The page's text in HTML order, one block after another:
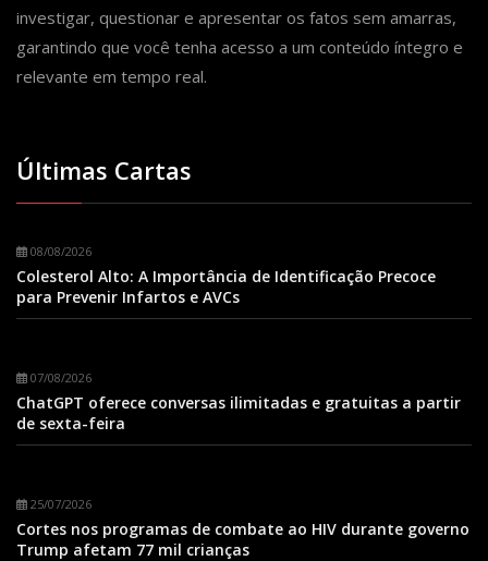
investigar, questionar e apresentar os fatos sem amarras,
garantindo que você tenha acesso a um conteúdo íntegro e
relevante em tempo real.
Últimas Cartas
08/08/2026
Colesterol Alto: A Importância de Identificação Precoce
para Prevenir Infartos e AVCs
07/08/2026
ChatGPT oferece conversas ilimitadas e gratuitas a partir
de sexta-feira
25/07/2026
Cortes nos programas de combate ao HIV durante governo
Trump afetam 77 mil crianças